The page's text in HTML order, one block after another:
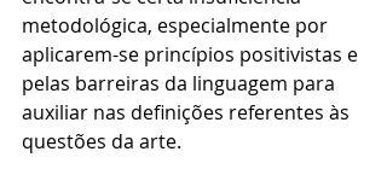
metodológica, especialmente por
aplicarem-se princípios positivistas e
pelas barreiras da linguagem para
auxiliar nas definições referentes às
questões da arte.